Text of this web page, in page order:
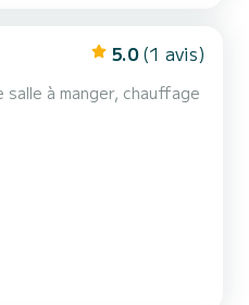
5.0 (1 avis)
à manger, chauffage